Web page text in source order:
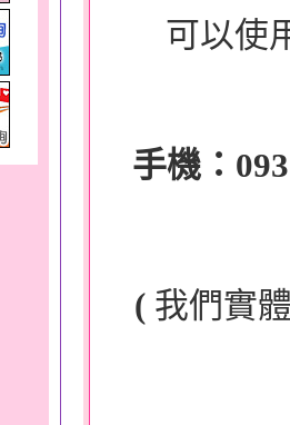
可以使
手機：
( 我們實